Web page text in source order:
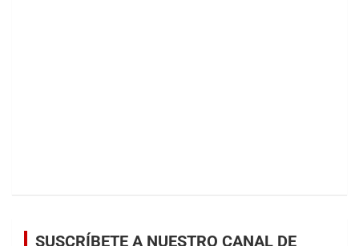
SUSCRÍBETE A NUESTRO CANAL DE